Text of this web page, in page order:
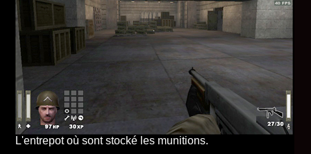
L'entrepot où sont stocké les munitions.